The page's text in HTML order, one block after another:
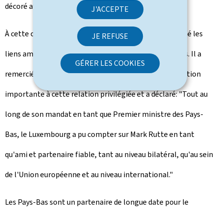
J'ACCEPTE
JE REFUSE
GÉRER LES COOKIES
décoré avec la grand-croix de l'ordre de Mérite.
À cette occasion, le Premier ministre Frieden a souligné les
liens amicaux étroits et historiques entre les deux pays. Il a
remercié son homologue néerlandais pour sa contribution
importante à cette relation privilégiée et a déclaré: "Tout au
long de son mandat en tant que Premier ministre des Pays-
Bas, le Luxembourg a pu compter sur Mark Rutte en tant
qu'ami et partenaire fiable, tant au niveau bilatéral, qu'au sein
de l'Union européenne et au niveau international."
Les Pays-Bas sont un partenaire de longue date pour le